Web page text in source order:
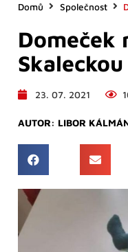
Domů Společnost
Domeček
23. 07. 2021
AUTOR: LIBOR